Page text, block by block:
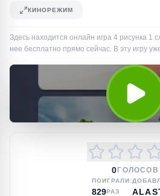
КИНОРЕЖИМ
Здесь находится онлайн игра 4 рисунка 1
нее бесплатно прямо сейчас. В эту игру
0 ГОЛОСОВ
ПОИГРАЛИ:
829РАЗ